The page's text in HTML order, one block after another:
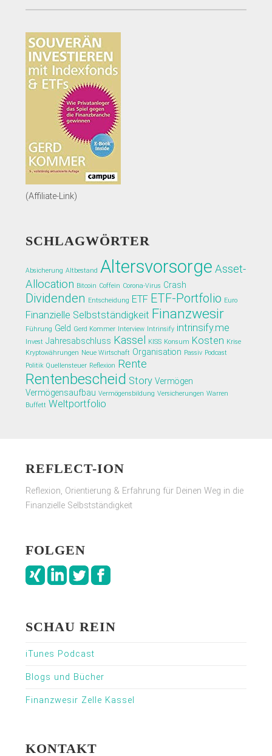
(Affiliate-Link)
SCHLAGWÖRTER
Absicherung Altbestand Altersvorsorge Asset-
Allocation Bitcoin Coffein Corona-Virus Crash
Dividenden Entscheidung ETF ETF-Portfolio Euro
Finanzielle Selbstständigkeit Finanzwesir
Führung Geld Gerd Kommer Interview Intrinsify intrinsify.me
Invest Jahresabschluss Kassel KISS Konsum Kosten Krise
Kryptowährungen Neue Wirtschaft Organisation Passiv Podcast
Politik Quellensteuer Reflexion Rente
Rentenbescheid Story Vermögen
Vermögensaufbau Vermögensbildung Versicherungen Warren
Buffett Weltportfolio
REFLECT-ION
Reflexion, Orientierung & Erfahrung für Deinen Weg in die
Finanzielle Selbstständigkeit
FOLGEN
SCHAU REIN
iTunes Podcast
Blogs und Bücher
Finanzwesir Zelle Kassel
KONTAKT